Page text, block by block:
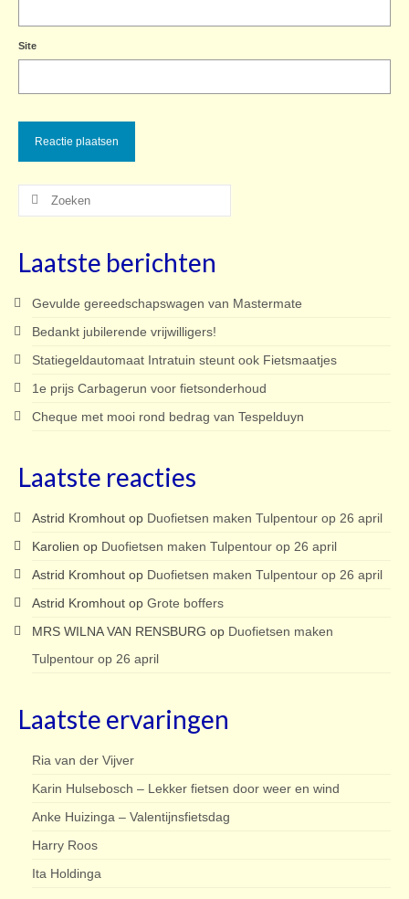
Site
Zoeken
Laatste berichten
Gevulde gereedschapswagen van Mastermate
Bedankt jubilerende vrijwilligers!
Statiegeldautomaat Intratuin steunt ook Fietsmaatjes
1e prijs Carbagerun voor fietsonderhoud
Cheque met mooi rond bedrag van Tespelduyn
Laatste reacties
Astrid Kromhout op Duofietsen maken Tulpentour op 26 april
Karolien op Duofietsen maken Tulpentour op 26 april
Astrid Kromhout op Duofietsen maken Tulpentour op 26 april
Astrid Kromhout op Grote boffers
MRS WILNA VAN RENSBURG op Duofietsen maken
Tulpentour op 26 april
Laatste ervaringen
Ria van der Vijver
Karin Hulsebosch – Lekker fietsen door weer en wind
Anke Huizinga – Valentijnsfietsdag
Harry Roos
Ita Holdinga